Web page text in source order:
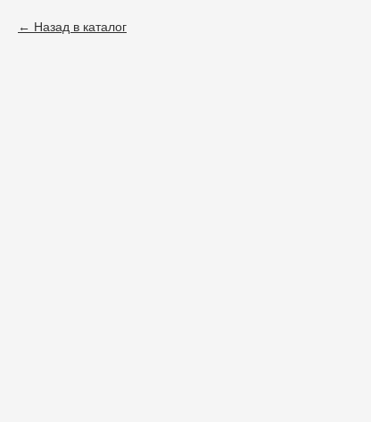
Назад в каталог